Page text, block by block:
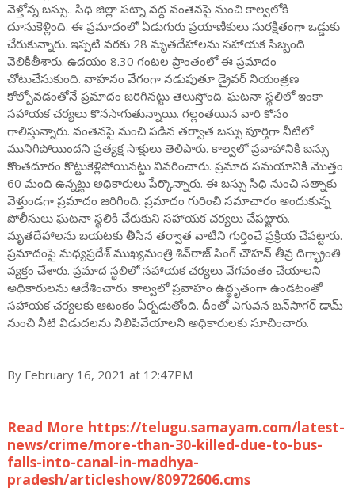
వెళ్తోన్న బస్సు.. సిధి జిల్లా పట్నా వద్ద వంతెనపై నుంచి కాల్వలోకి
దూసుకెళ్లింది. ఈ ప్రమాదంలో ఏడుగురు ప్రయాణికులు సురక్షితంగా ఒడ్డుకు
చేరుకున్నారు. ఇప్పటి వరకు 28 మృతదేహాలను సహాయక సిబ్బంది
వెలికితీశారు. ఉదయం 8.30 గంటల ప్రాంతంలో ఈ ప్రమాదం
చోటుచేసుకుంది. వాహనం వేగంగా నడుపుతూ డ్రైవర్ నియంత్రణ
కోల్పోవడంతోనే ప్రమాదం జరిగినట్టు తెలుస్తోంది. ఘటనా స్థలిలో ఇంకా
సహాయక చర్యలు కొనసాగుతున్నాయి. గల్లంతయిన వారి కోసం
గాలిస్తున్నారు. వంతెనపై నుంచి పడిన తర్వాత బస్సు పూర్తిగా నీటిలో
మునిగిపోయిందని ప్రత్యక్ష సాక్షులు తెలిపారు. కాల్వలో ప్రవాహానికి బస్సు
కొంతదూరం కొట్టుకెళ్లిపోయినట్టు వివరించారు. ప్రమాద సమయానికి మొత్తం
60 మంది ఉన్నట్టు అధికారులు పేర్కొన్నారు. ఈ బస్సు సిధి నుంచి సత్నాకు
వెళ్తుండగా ప్రమాదం జరిగింది. ప్రమాదం గురించి సమాచారం అందుకున్న
పోలీసులు ఘటనా స్థలికి చేరుకుని సహాయక చర్యలు చేపట్టారు.
మృతదేహాలను బయటకు తీసిన తర్వాత వాటిని గుర్తించే ప్రక్రియ చేపట్టారు.
ప్రమాదంపై మధ్యప్రదేశ్ ముఖ్యమంత్రి శివ్‌రాజ్ సింగ్ చౌహన్ తీవ్ర దిగ్భ్రాంతి
వ్యక్తం చేశారు. ప్రమాద స్థలిలో సహాయక చర్యలు వేగవంతం చేయాలని
అధికారులను ఆదేశించారు. కాల్వలో ప్రవాహం ఉద్ధృతంగా ఉండటంతో
సహాయక చర్యలకు ఆటంకం ఏర్పడుతోంది. దీంతో ఎగువన బన్‌సాగర్ డామ్
నుంచి నీటి విడుదలను నిలిపివేయాలని అధికారులకు సూచించారు.
By February 16, 2021 at 12:47PM
Read More https://telugu.samayam.com/latest-
news/crime/more-than-30-killed-due-to-bus-
falls-into-canal-in-madhya-
pradesh/articleshow/80972606.cms